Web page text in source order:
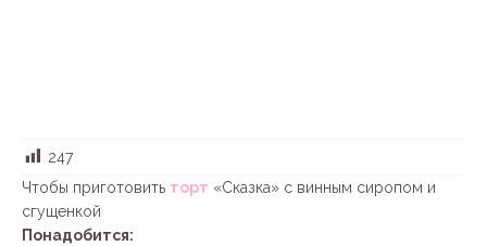
247
Чтобы приготовить торт «Сказка» с винным сиропом и
сгущенкой
Понадобится: